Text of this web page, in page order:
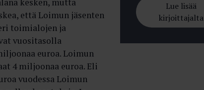
että Loimun jäsenten
toimialojen ja
vuositasolla
euroa. Loimun
4 miljoonaa euroa. Eli
vuodessa Loimun
Lue lisää
kirjoittajalta